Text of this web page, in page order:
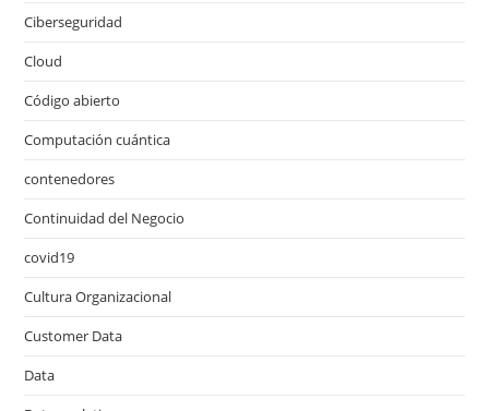
Ciberseguridad
Cloud
Código abierto
Computación cuántica
contenedores
Continuidad del Negocio
covid19
Cultura Organizacional
Customer Data
Data